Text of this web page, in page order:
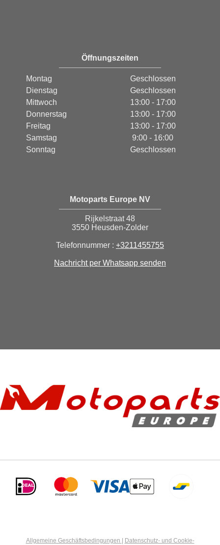
Öffnungszeiten
Montag
Geschlossen
Dienstag
Geschlossen
Mittwoch
13:00 - 17:00
Donnerstag
13:00 - 17:00
Freitag
13:00 - 17:00
Samstag
9:00 - 16:00
Sonntag
Geschlossen
Motoparts Europe NV
Rijkelstraat 48
3550 Heusden-Zolder
Telefonnummer : +3211455755
Nachricht per Whatsapp senden
Allgemeine Geschäftsbedingungen
Datenschutz- und Cookie-